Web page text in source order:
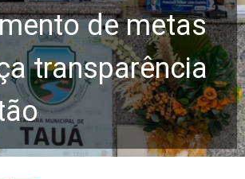
de metas
transparência